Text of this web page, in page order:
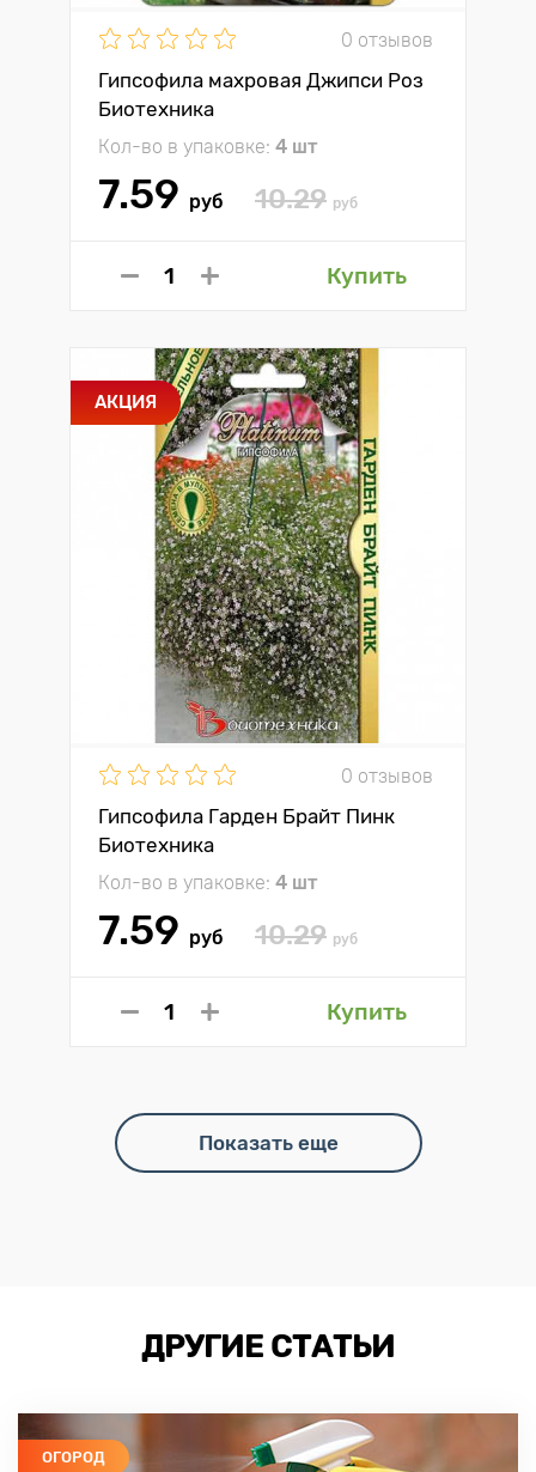
0 отзывов
Гипсофила махровая Джипси Роз
Биотехника
Кол-во в упаковке: 4 шт
7.59 руб 10.29 руб
Купить
АКЦИЯ
0 отзывов
Гипсофила Гарден Брайт Пинк
Биотехника
Кол-во в упаковке: 4 шт
7.59 руб 10.29 руб
Купить
Показать еще
ДРУГИЕ СТАТЬИ
ОГОРОД